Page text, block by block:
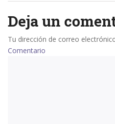
Deja un
Tu dirección de correo
Comentario